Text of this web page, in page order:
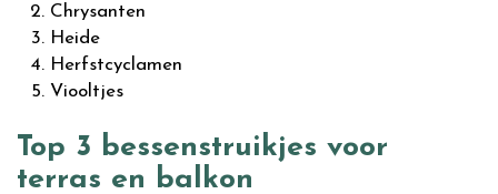
Chrysanten
Heide
Herfstcyclamen
Viooltjes
Top 3 bessenstruikjes voor
terras en balkon